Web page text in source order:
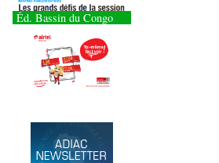
Éd. Bassin du Congo